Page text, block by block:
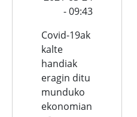
- 09:43
Covid-19ak
kalte
handiak
eragin ditu
munduko
ekonomian